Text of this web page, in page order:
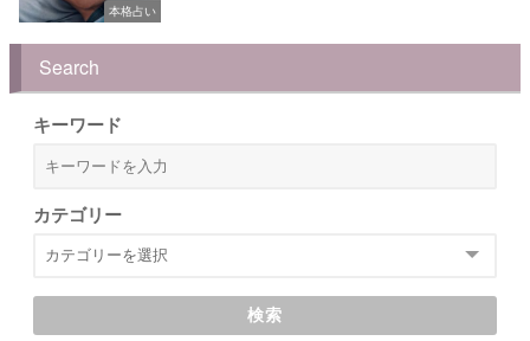
本格占い
Search
キーワード
カテゴリー
検索